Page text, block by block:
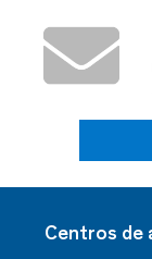
Centros de